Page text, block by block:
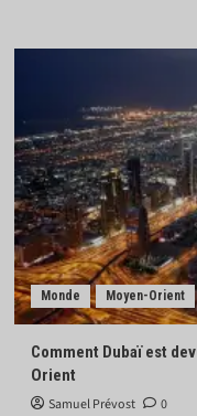
Monde Moyen-Orient
Comment Dubaï est
Orient
Samuel Prévost 0